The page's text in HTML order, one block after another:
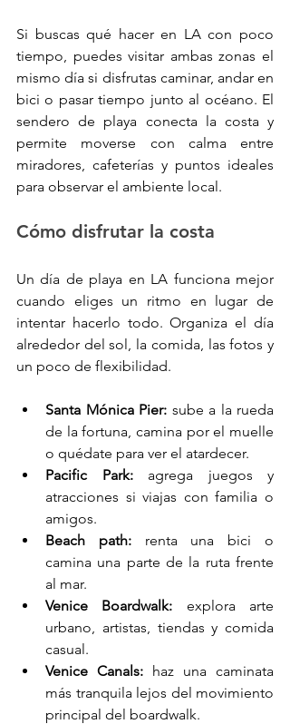
Si buscas qué hacer en LA con poco
tiempo, puedes visitar ambas zonas el
mismo día si disfrutas caminar, andar en
bici o pasar tiempo junto al océano. El
sendero de playa conecta la costa y
permite moverse con calma entre
miradores, cafeterías y puntos ideales
para observar el ambiente local.
Cómo disfrutar la costa
Un día de playa en LA funciona mejor
cuando eliges un ritmo en lugar de
intentar hacerlo todo. Organiza el día
alrededor del sol, la comida, las fotos y
un poco de flexibilidad.
Santa Mónica Pier: sube a la rueda
de la fortuna, camina por el muelle
o quédate para ver el atardecer.
Pacific Park: agrega juegos y
atracciones si viajas con familia o
amigos.
Beach path: renta una bici o
camina una parte de la ruta frente
al mar.
Venice Boardwalk: explora arte
urbano, artistas, tiendas y comida
casual.
Venice Canals: haz una caminata
más tranquila lejos del movimiento
principal del boardwalk.